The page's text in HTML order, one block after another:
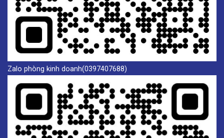
Zalo phòng kinh doanh(0397407688)